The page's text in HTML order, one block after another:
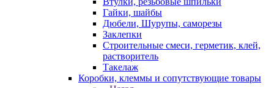
Гайки, шайбы
Дюбели, Шурупы, саморезы
Заклепки
Строительные смеси, герметик, клей,
растворитель
Такелаж
Коробки, клеммы и сопутствующие товары